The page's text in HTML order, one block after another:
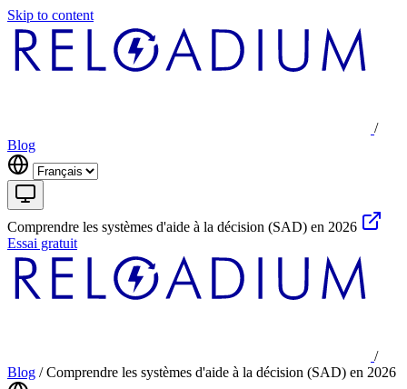
Skip to content
/
Blog
Comprendre les systèmes d'aide à la décision (SAD) en 2026
Essai gratuit
/
Blog / Comprendre les systèmes d'aide à la décision (SAD) en 2026